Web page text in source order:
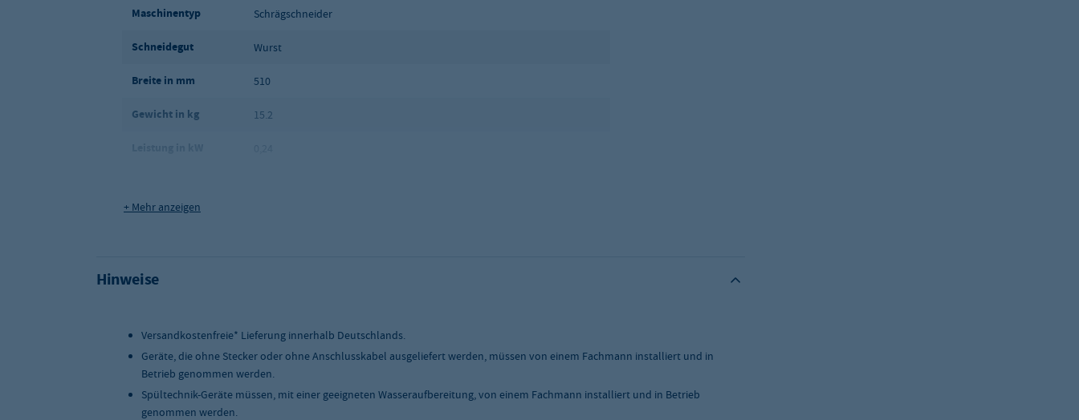
BxTxH: 510 x 425 x 380 mm
Maschinentyp Schrägschneider
Schneidegut Wurst
Breite in mm 510
Gewicht in kg 15.2
Qualitätsstufe:
+ Mehr anzeigen
Hinweise
Versandkostenfreie* Lieferung innerhalb Deutschlands.
Geräte, die ohne Stecker oder ohne Anschlusskabel ausgeliefert werden, müssen von einem Fachmann installiert und in
Betrieb genommen werden.
Spültechnik-Geräte müssen, mit einer geeigneten Wasseraufbereitung, von einem Fachmann installiert und in Betrieb
genommen werden.